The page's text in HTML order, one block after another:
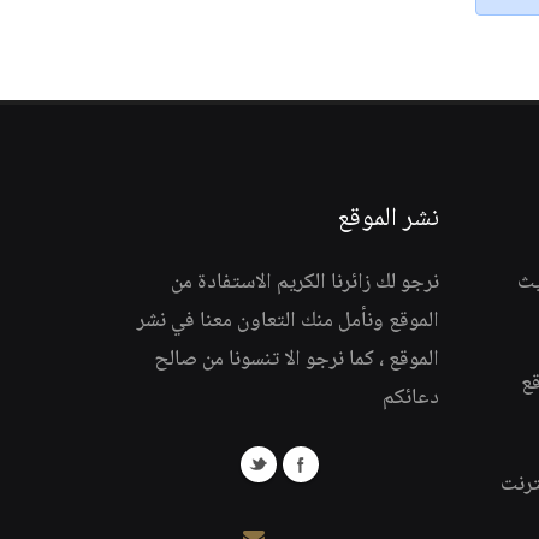
نشر الموقع
نرجو لك زائرنا الكريم الاستفادة من
الموقع ونأمل منك التعاون معنا في نشر
الموقع ، كما نرجو الا تنسونا من صالح
دعائكم